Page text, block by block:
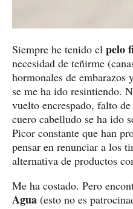
Siempre he tenido el pelo
necesidad de teñirme
hormonales de embarazos
se me ha ido resintiendo.
vuelto encrespado, falto
cuero cabelludo se ha ido
Picor constante que han
pensar en renunciar a los
alternativa de productos
Me ha costado. Pero
Agua (esto no es